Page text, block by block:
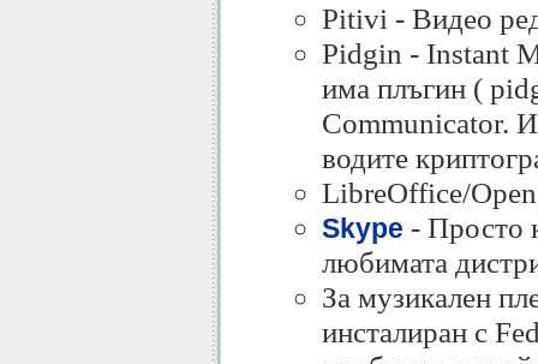
Pitivi - Видео
Pidgin - Instant
има плъгин (
Communicator.
водите
LibreOffice/
Skype - Просто
любимата
За музикален
инсталиран с